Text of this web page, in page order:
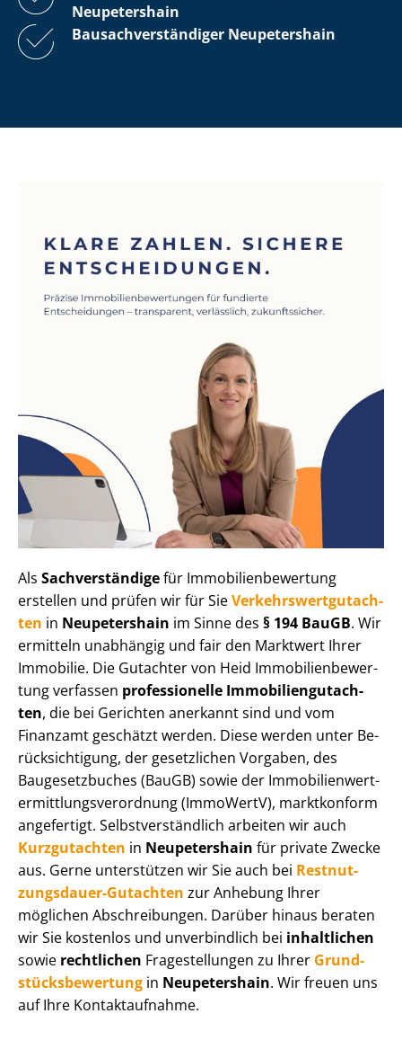
Neupetershain
Bau­sach­ver­stän­di­ger Neupetershain
Als Sachverständigefür Im­mo­bi­li­en­be­wer­tung
erstellen und prüfen wir für SieVer­kehrs­wert­gut­ach­
ten in Neupetershain im Sinne des § 194 BauGB. Wir
ermitteln unabhängig und fair den Marktwert Ihrer
Immobilie. Die Gutachter von Heid Im­mo­bi­li­en­be­wer­
tung verfassen professionelle Im­mo­bi­li­en­gut­ach­
ten, die bei Gerichten anerkannt sind und vom
Finanzamt geschätzt werden. Diese werden unter Be­
rück­sich­ti­gung, der gesetzlichen Vorgaben, des
Baugesetzbuches (BauGB) sowie der Im­mo­bi­li­en­wert­
ermitt­lungs­ver­ord­nung (ImmoWertV), marktkonform
angefertigt. Selbst­ver­ständ­lich arbeiten wir auch
Kurzgutachten in Neupetershain für private Zwecke
aus. Gerne unterstützen wir Sie auch bei Rest­nut­
zungs­dau­er-Gutachten zur Anhebung Ihrer
möglichen Abschreibungen. Darüber hinaus beraten
wir Sie kostenlos und unverbindlich bei inhaltlichen
sowie rechtlichen Fragestellungen zu Ihrer Grund­
stücks­be­wer­tung in Neupetershain. Wir freuen uns
auf Ihre Kontaktaufnahme.